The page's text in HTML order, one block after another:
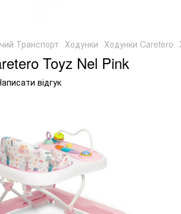
Транспорт Ходунки Ходунки Caretero
Toyz Nel Pink
відгук